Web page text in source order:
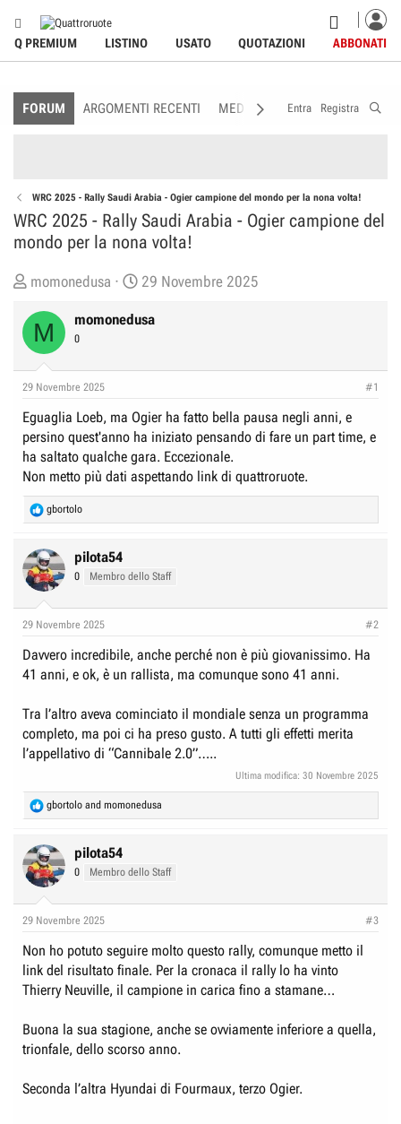
Q PREMIUM LISTINO USATO QUOTAZIONI ABBONATI
FORUM ARGOMENTI RECENTI MEDIA MEMBRI
Entra Registra
WRC 2025 - Rally Saudi Arabia - Ogier campione del mondo per la nona volta!
WRC 2025 - Rally Saudi Arabia - Ogier campione del
mondo per la nona volta!
C
e
a
t
o
r
e
D
i
s
c
s
s
i
o
e
momonedusa
D
t
d
I
n
i
z
i
29 Novembre 2025
M momonedusa
0
29 Novembre 2025 #1
Eguaglia Loeb, ma Ogier ha fatto bella pausa negli anni, e
persino quest'anno ha iniziato pensando di fare un part time, e
ha saltato qualche gara. Eccezionale.
Non metto più dati aspettando link di quattroruote.
R
e
c
t
i
s
gbortolo
pilota54
0 Membro dello Staff
29 Novembre 2025 #2
Davvero incredibile, anche perché non è più giovanissimo. Ha
41 anni, e ok, è un rallista, ma comunque sono 41 anni.
Tra l’altro aveva cominciato il mondiale senza un programma
completo, ma poi ci ha preso gusto. A tutti gli effetti merita
l’appellativo di “Cannibale 2.0”…..
Ultima modifica: 30 Novembre 2025
R
e
c
t
i
s
gbortolo and momonedusa
pilota54
0 Membro dello Staff
29 Novembre 2025 #3
Non ho potuto seguire molto questo rally, comunque metto il
link del risultato finale. Per la cronaca il rally lo ha vinto
Thierry Neuville, il campione in carica fino a stamane…
Buona la sua stagione, anche se ovviamente inferiore a quella,
trionfale, dello scorso anno.
Seconda l’altra Hyundai di Fourmaux, terzo Ogier.